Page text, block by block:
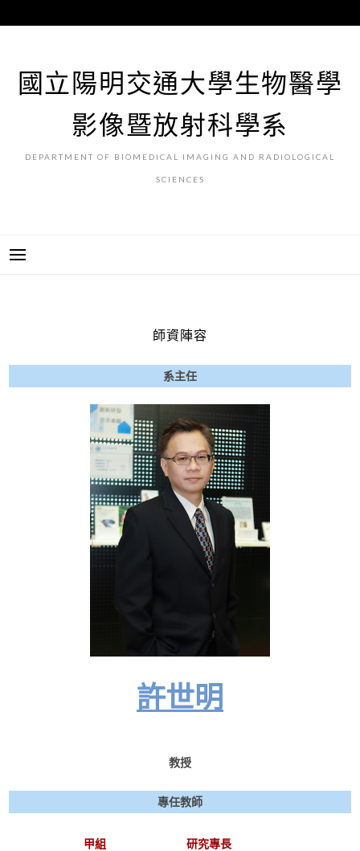
至
國立陽明交通大學生物醫學
影像暨放射科學系
DEPARTMENT OF BIOMEDICAL IMAGING AND RADIOLOGICAL
SCIENCES
師資陣容
系主任
許世明
教授
專任教師
甲組 研究專長